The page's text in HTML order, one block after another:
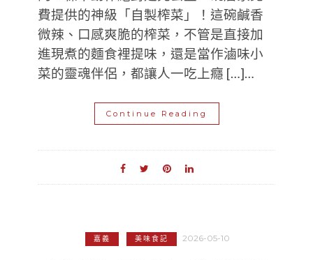
費提供的神級「自製榨菜」！這碗鹹香
微辣、口感爽脆的榨菜，不管是直接加
進現煮的麵食裡提味，還是當作滷味小
菜的靈魂伴侶，都讓人一吃上癮 […]…
Continue Reading
嘉義 美味食記 2026-05-10